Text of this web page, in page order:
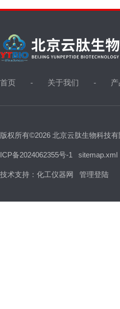
首页 关于我们
版权所有©2026 北京云肽生物科技
ICP备2024062355号-1 sitemap.xml
技术支持： 化工仪器网 管理登陆